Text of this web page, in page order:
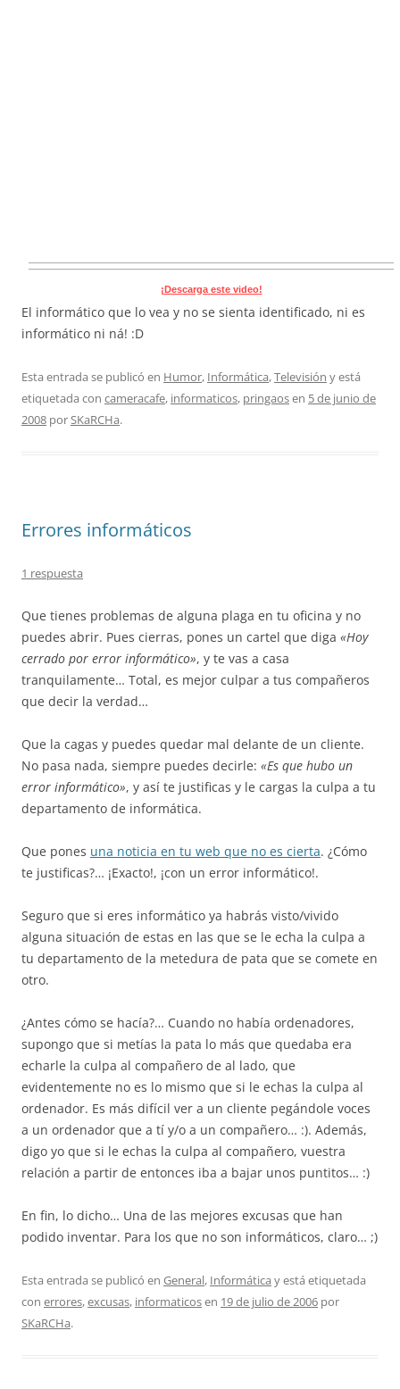
¡Descarga este video!
El informático que lo vea y no se sienta identificado, ni es
informático ni ná! :D
Esta entrada se publicó en Humor, Informática,Televisión y está
etiquetada con cameracafe, informaticos, pringaosen 5 de junio de
2008 porSKaRCHa.
Errores informáticos
1 respuesta
Que tienes problemas de alguna plaga en tu oficina y no
puedes abrir. Pues cierras, pones un cartel que diga «Hoy
cerrado por error informático», y te vas a casa
tranquilamente… Total, es mejor culpar a tus compañeros
que decir la verdad…
Que la cagas y puedes quedar mal delante de un cliente.
No pasa nada, siempre puedes decirle: «Es que hubo un
error informático», y así te justificas y le cargas la culpa a tu
departamento de informática.
Que pones una noticia en tu web que no es cierta. ¿Cómo
te justificas?… ¡Exacto!, ¡con un error informático!.
Seguro que si eres informático ya habrás visto/vivido
alguna situación de estas en las que se le echa la culpa a
tu departamento de la metedura de pata que se comete en
otro.
¿Antes cómo se hacía?… Cuando no había ordenadores,
supongo que si metías la pata lo más que quedaba era
echarle la culpa al compañero de al lado, que
evidentemente no es lo mismo que si le echas la culpa al
ordenador. Es más difícil ver a un cliente pegándole voces
a un ordenador que a tí y/o a un compañero… :). Además,
digo yo que si le echas la culpa al compañero, vuestra
relación a partir de entonces iba a bajar unos puntitos… :)
En fin, lo dicho… Una de las mejores excusas que han
podido inventar. Para los que no son informáticos, claro… ;)
Esta entrada se publicó en General, Informática y está etiquetada
con errores,excusas, informaticosen 19 de julio de 2006 por
SKaRCHa.